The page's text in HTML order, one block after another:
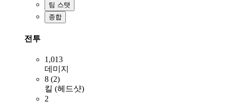
팀 스탯
종합
전투
1,013
데미지
8 (2)
킬 (헤드샷)
2